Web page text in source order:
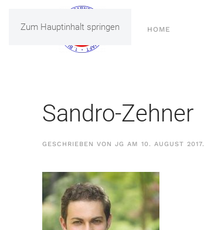
Zum Hauptinhalt springen HOME
Sandro-Zehner
GESCHRIEBEN VON JG AM 10. AUGUST 2017.